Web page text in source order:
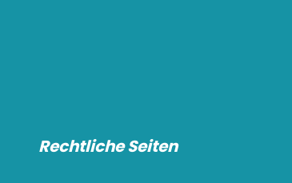
Rechtliche Seiten